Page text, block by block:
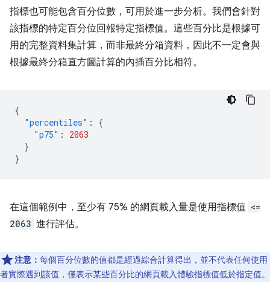
指標也可能包含百分位數，可用於進一步分析。我們會針對
該指標的特定百分位回報特定指標值。這些百分比是根據可
用的完整資料集計算，而非最終分箱資料，因此不一定會與
根據最終分箱直方圖計算的內插百分比相符。
{
"percentiles" :
{
"p75" :
2063
}
}
在這個範例中，至少有 75% 的網頁載入量是使用指標值 <=
2063 進行評估。
注意： 每個百分位數的值都是經過綜合計算得出，並不代表任何使用
者實際遇到該值，僅表示某些百分比的網頁載入體驗指標值低於指定值。